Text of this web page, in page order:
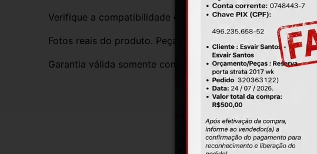
Verifique a compatibilidade com seu veículo. Tire suas
Fotos reais do produto. Peça exatamente igual à das
Garantia válida somente com instalação por profissional
Garantia